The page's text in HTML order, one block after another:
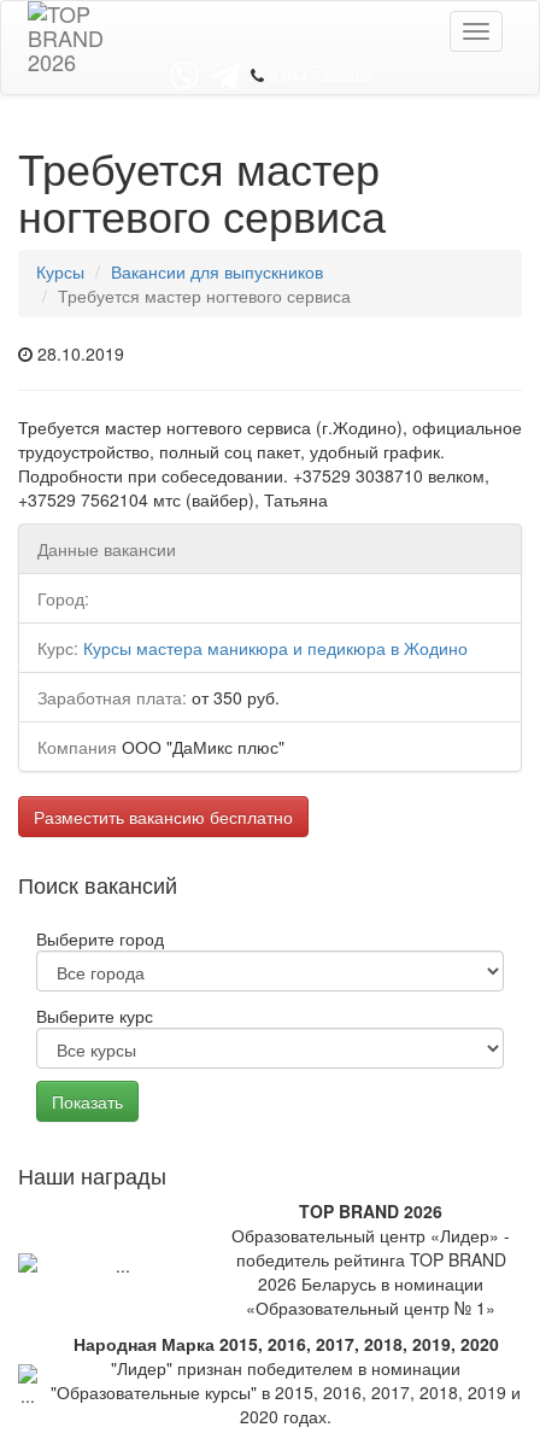
Toggle
Требуется мастер
ногтевого сервиса
Курсы
Вакансии для выпускников
Требуется мастер ногтевого сервиса
28.10.2019
Требуется мастер ногтевого сервиса (г.Жодино), официальное
трудоустройство, полный соц пакет, удобный график.
Подробности при собеседовании. +37529 3038710 велком,
+37529 7562104 мтс (вайбер), Татьяна
Данные вакансии
Город:
Курс: Курсы мастера маникюра и педикюра в Жодино
Заработная плата: от 350 руб.
Компания ООО "ДаМикс плюс"
Разместить вакансию бесплатно
Поиск вакансий
Выберите город
Выберите курс
Наши награды
TOP BRAND 2026
Образовательный центр «Лидер» -
победитель рейтинга TOP BRAND
2026 Беларусь в номинации
«Образовательный центр № 1»
Народная Марка 2015, 2016, 2017, 2018, 2019, 2020
"Лидер" признан победителем в номинации
"Образовательные курсы" в 2015, 2016, 2017, 2018, 2019 и
2020 годах.